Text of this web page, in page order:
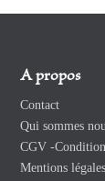
A propos
Contact
Qui sommes
CGV -
Mentions légales